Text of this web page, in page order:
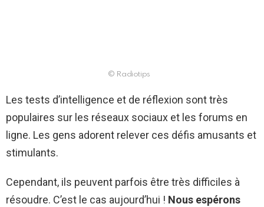
© Radiotips
Les tests d’intelligence et de réflexion sont très
populaires sur les réseaux sociaux et les forums en
ligne. Les gens adorent relever ces défis amusants et
stimulants.
Cependant, ils peuvent parfois être très difficiles à
résoudre. C’est le cas aujourd’hui ! Nous espérons